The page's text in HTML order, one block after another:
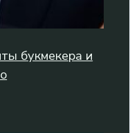
букмекера и